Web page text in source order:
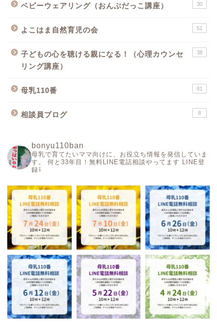
ベビーウェアリング（おんぶだっこ講座） 30
よこはま自然育児の会 51
子どもの心を聴ける親になる！（心理カウンセ
リング講座）
38
母乳110番 81
相談員ブログ 8
bonyu110ban
母乳で育てたいママ向けに、お役立ち情報を発信していま
す。
何と33年目！無料LINE電話相談やってます
LINE登
録⇩